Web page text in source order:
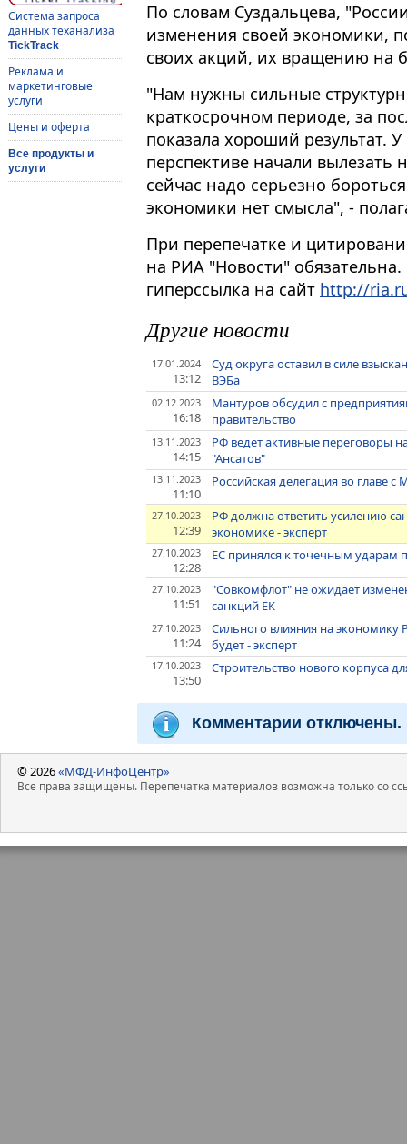
Система запроса
данных теханализа
TickTrack
Реклама и
маркетинговые
услуги
Цены и оферта
Все продукты и
услуги
По словам Суздальцева,
изменения своей экономики,
своих акций, их вращению на
"Нам нужны сильные
краткосрочном периоде, за
показала хороший результат.
перспективе начали
сейчас надо серьезно
экономики нет смысла", -
При перепечатке и
на РИА "Новости"
гиперссылка на сайт http://
Другие новости
17.01.2024
13:12
Суд округа оставил в силе
ВЭБа
02.12.2023
16:18
Мантуров обсудил с
правительство
13.11.2023
14:15
РФ ведет активные переговоры
"Ансатов"
13.11.2023
11:10
Российская делегация во главе
27.10.2023
12:39
РФ должна ответить усилению
экономике - эксперт
27.10.2023
12:28
ЕС принялся к точечным ударам
27.10.2023
11:51
"Совкомфлот" не ожидает
санкций ЕК
27.10.2023
11:24
Сильного влияния на экономику
будет - эксперт
17.10.2023
13:50
Строительство нового корпуса
Комментарии отключены.
© 2026«МФД-ИнфоЦентр»
Все права защищены. Перепечатка материалов возможна только со